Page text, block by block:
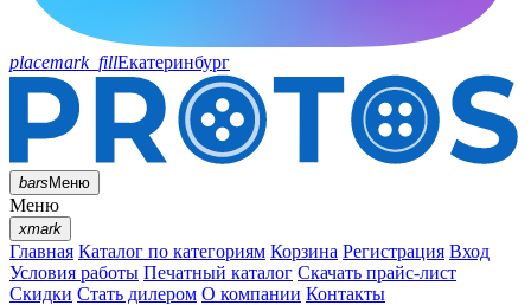
placemark_fillЕкатеринбург
barsМеню
Меню
xmark
Главная Каталог по категориям Корзина Регистрация Вход
Условия работы Печатный каталог Скачать прайс-лист
Скидки Стать дилером О компании Контакты